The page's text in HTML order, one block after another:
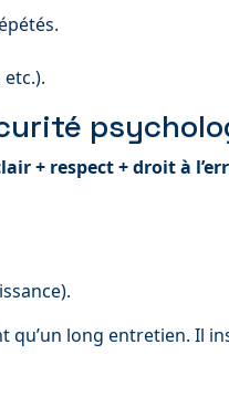
+ respect + droit à
long entretien. Il